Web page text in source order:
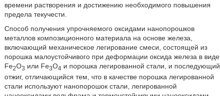
времени растворения и достижению необходимого повышения
предела текучести.
Способ получения упрочняемого оксидами нанопорошков
металлов композиционного материала на основе железа,
включающий механическое легирование смеси, состоящей из
порошка малоустойчивого при деформации оксида железа в виде
Fe2O3 или Fe3O4 и порошка легированной стали, и последующий
отжиг, отличающийся тем, что в качестве порошка легированной
стали используют нанопорошок стали, легированной